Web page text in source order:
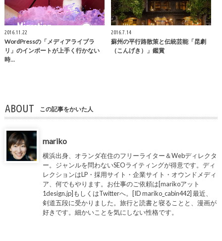
2016.11.22
WordPressの「メディアライブラ
リ」のインポートが上手く行かない
時…
2016.7.14
蘇州の平行路散策と伝統芸能「昆劇
（こんげき）」鑑賞
ABOUT この記事をかいた人
mariko
横浜出身、オランダ在住のフリーライター＆Webディレクタ
ー。ジャンルを問わないSEOライティングが得意です。ディ
レクションはLP・採用サイト・企業サイト・オウンドメディ
ア、何でもやります。お仕事のご依頼は[marikoアット
1design.jp]もしくはTwitterへ。[ID mariko_cabin442] 最近、
剣道五段に受かりました。旅行と読書と寝ることと、漫画が
好きです。細かいことを気にしない性格です。